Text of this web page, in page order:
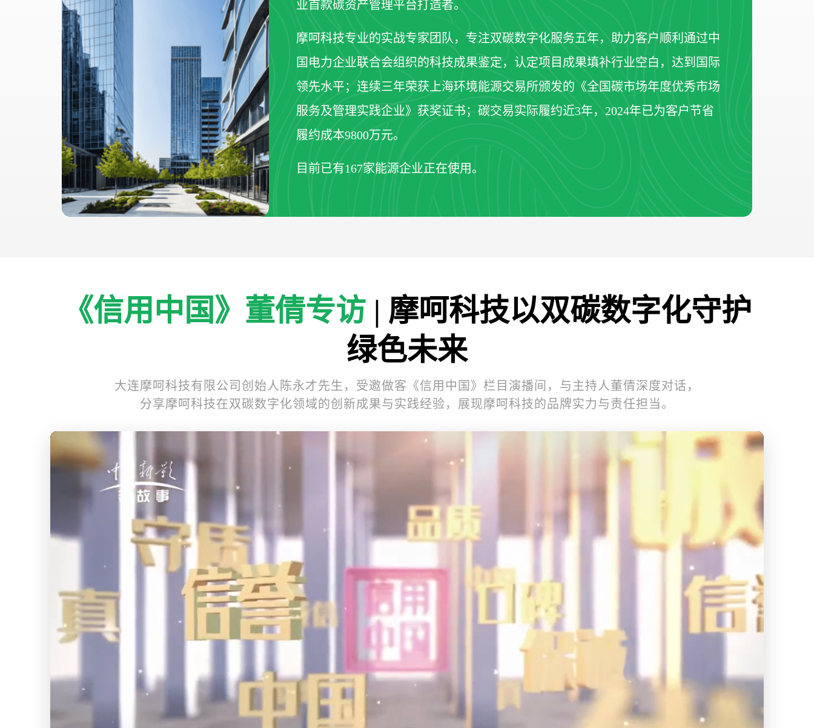
业首款碳资产管理平台打造者。
摩呵科技专业的实战专家团队，专注双碳数字化服务五年，助力客户顺利通过中
国电力企业联合会组织的科技成果鉴定，认定项目成果填补行业空白，达到国际
领先水平；连续三年荣获上海环境能源交易所颁发的《全国碳市场年度优秀市场
服务及管理实践企业》获奖证书；碳交易实际履约近3年，2024年已为客户节省
履约成本9800万元。
目前已有167家能源企业正在使用。
《信用中国》董倩专访 | 摩呵科技以双碳数字化守护
绿色未来
大连摩呵科技有限公司创始人陈永才先生，受邀做客《信用中国》栏目演播间，与主持人董倩深度对话，
分享摩呵科技在双碳数字化领域的创新成果与实践经验，展现摩呵科技的品牌实力与责任担当。